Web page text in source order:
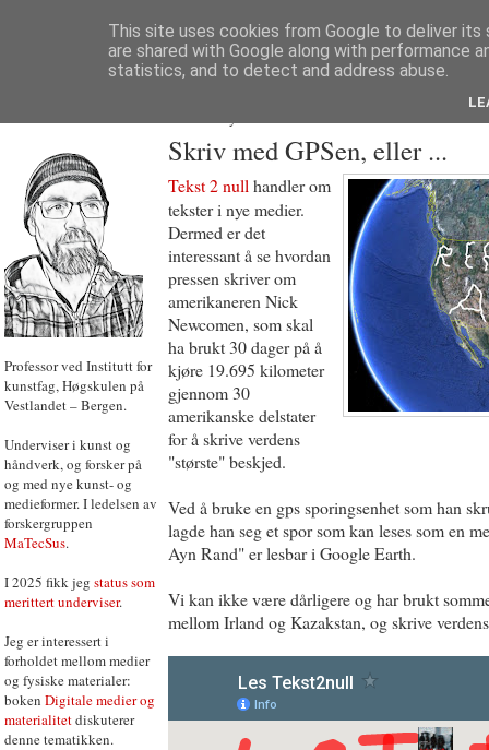
Professor ved Institutt for
kunstfag, Høgskulen på
Vestlandet – Bergen.
Underviser i kunst og
håndverk, og forsker på
og med nye kunst- og
medieformer. I ledelsen av
forskergruppen
MaTecSus.
I 2025 fikk jeg status som
merittert underviser.
Jeg er interessert i
forholdet mellom medier
og fysiske materialer:
boken Digitale medier og
materialitetdiskuterer
denne tematikken.
Skriv med GPSen, eller ...
Tekst 2 null handler om
tekster i nye medier.
Dermed er det
interessant å se hvordan
pressen skriver om
amerikaneren Nick
Newcomen, som skal
ha brukt 30 dager på å
kjøre 19.695 kilometer
gjennom 30
amerikanske delstater
for å skrive verdens
"største" beskjed.
Ved å bruke en gps sporingsenhet som han
lagde han seg et spor som kan leses som en
Ayn Rand" er lesbar i Google Earth.
Vi kan ikke være dårligere og har brukt
mellom Irland og Kazakstan, og skrive
This site uses cookies from Google to deliver its
are shared with Google along with performance
statistics, and to detect and address abuse.